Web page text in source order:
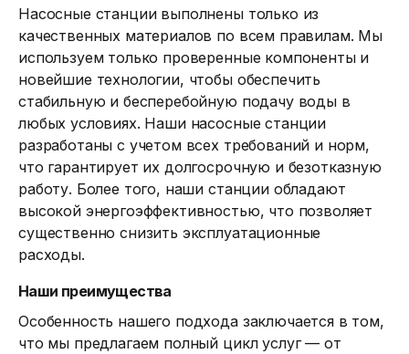
Насосные станции выполнены только из
качественных материалов по всем правилам. Мы
используем только проверенные компоненты и
новейшие технологии, чтобы обеспечить
стабильную и бесперебойную подачу воды в
любых условиях. Наши насосные станции
разработаны с учетом всех требований и норм,
что гарантирует их долгосрочную и безотказную
работу. Более того, наши станции обладают
высокой энергоэффективностью, что позволяет
существенно снизить эксплуатационные
расходы.
Наши преимущества
Особенность нашего подхода заключается в том,
что мы предлагаем полный цикл услуг — от
Отправить сообщение